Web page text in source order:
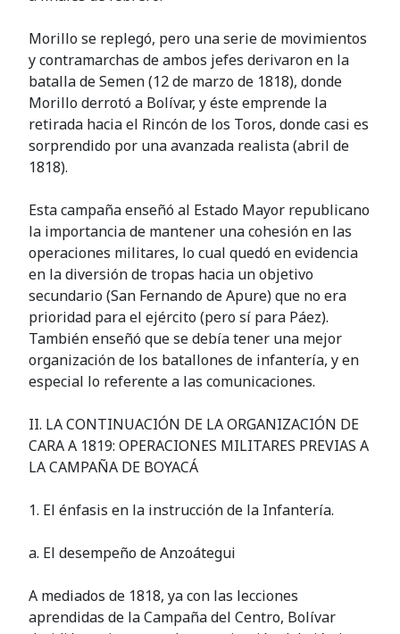
Morillo se replegó, pero una serie de movimientos
y contramarchas de ambos jefes derivaron en la
batalla de Semen (12 de marzo de 1818), donde
Morillo derrotó a Bolívar, y éste emprende la
retirada hacia el Rincón de los Toros, donde casi es
sorprendido por una avanzada realista (abril de
1818).
Esta campaña enseñó al Estado Mayor republicano
la importancia de mantener una cohesión en las
operaciones militares, lo cual quedó en evidencia
en la diversión de tropas hacia un objetivo
secundario (San Fernando de Apure) que no era
prioridad para el ejército (pero sí para Páez).
También enseñó que se debía tener una mejor
organización de los batallones de infantería, y en
especial lo referente a las comunicaciones.
II. LA CONTINUACIÓN DE LA ORGANIZACIÓN DE
CARA A 1819: OPERACIONES MILITARES PREVIAS A
LA CAMPAÑA DE BOYACÁ
1. El énfasis en la instrucción de la Infantería.
a. El desempeño de Anzoátegui
A mediados de 1818, ya con las lecciones
aprendidas de la Campaña del Centro, Bolívar